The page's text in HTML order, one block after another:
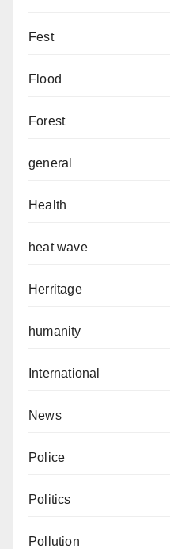
Fest
Flood
Forest
general
Health
heat wave
Herritage
humanity
International
News
Police
Politics
Pollution